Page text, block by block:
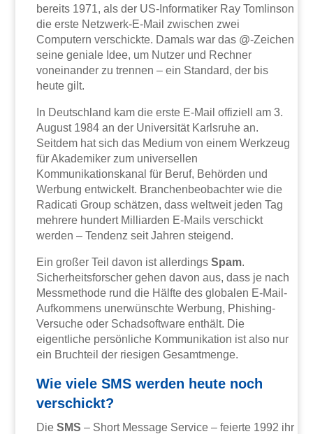
bereits 1971, als der US-Informatiker Ray Tomlinson
die erste Netzwerk-E-Mail zwischen zwei
Computern verschickte. Damals war das @-Zeichen
seine geniale Idee, um Nutzer und Rechner
voneinander zu trennen – ein Standard, der bis
heute gilt.
In Deutschland kam die erste E-Mail offiziell am 3.
August 1984 an der Universität Karlsruhe an.
Seitdem hat sich das Medium von einem Werkzeug
für Akademiker zum universellen
Kommunikationskanal für Beruf, Behörden und
Werbung entwickelt. Branchenbeobachter wie die
Radicati Group schätzen, dass weltweit jeden Tag
mehrere hundert Milliarden E-Mails verschickt
werden – Tendenz seit Jahren steigend.
Ein großer Teil davon ist allerdingsSpam.
Sicherheitsforscher gehen davon aus, dass je nach
Messmethode rund die Hälfte des globalen E-Mail-
Aufkommens unerwünschte Werbung, Phishing-
Versuche oder Schadsoftware enthält. Die
eigentliche persönliche Kommunikation ist also nur
ein Bruchteil der riesigen Gesamtmenge.
Wie viele SMS werden heute noch
verschickt?
DieSMS – Short Message Service – feierte 1992 ihr